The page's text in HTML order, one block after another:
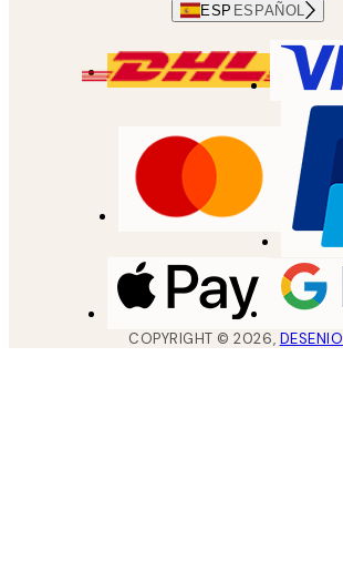
ESP ESPAÑOL
COPYRIGHT ©2026, DESENIO